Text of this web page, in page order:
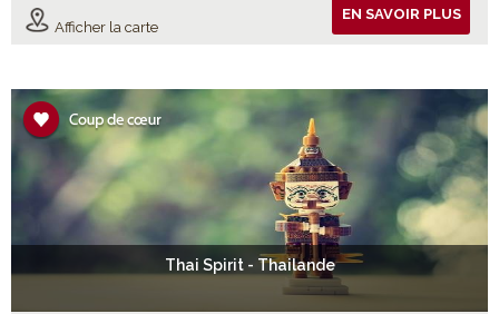
Afficher la carte
EN SAVOIR PLUS
Thai Spirit - Thailande